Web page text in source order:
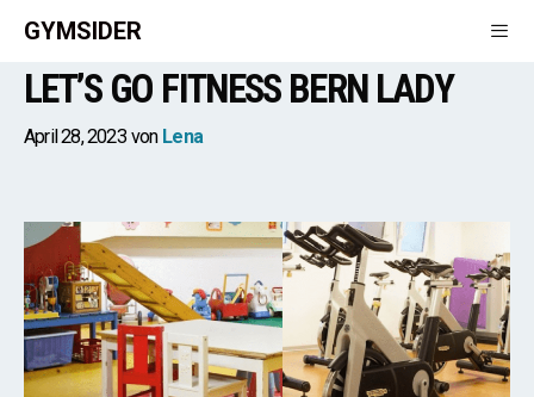
Zum
Inhalt
springen
GYMSIDER
LET’S GO FITNESS BERN LADY
April 28, 2023 von Lena